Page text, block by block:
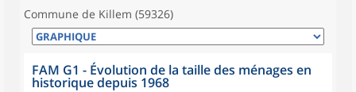
Commune de Killem (59326)
FAM G1 - Évolution de la taille des ménages en
historique depuis 1968